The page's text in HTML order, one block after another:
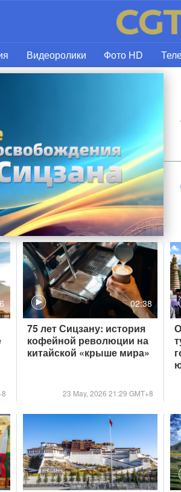
Видеоролики Фото HD
02:38
75 лет Сицзану: история
кофейной революции на
китайской «крыше мира»
23 May, 2026 21:29 GMT+8